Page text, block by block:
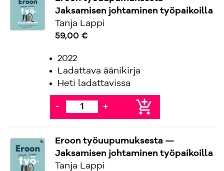
Jaksamisen johtaminen työpaikoilla
Tanja Lappi
59,00 €
2022
Ladattava äänikirja
Heti ladattavissa
- + add_shopping_cart
Eroon työuupumuksesta —
Jaksamisen johtaminen työpaikoilla
Tanja Lappi